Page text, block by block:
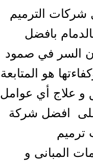
شركات الترميم
بافضل
السر في صمود
هو المتابعة
و علاج أي عوامل
على افضل شركة
ترميم
المبانى و